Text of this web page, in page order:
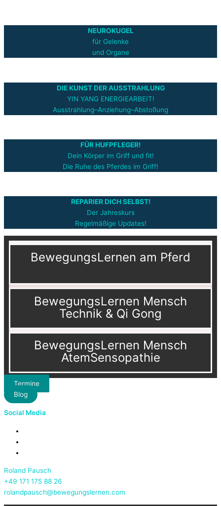
NEUROKUGEL
für Gelenke
und Organe
DIE KUNST DER AUSSTRAHLUNG
YIN YANG ENERGIEARBEIT!
Ausstrahlung–Anziehung–Abstoßung
FÜR HUFPFLEGER!
Dein Körper im Griff und fit!
Die Ruhe des Pferdes im Griff!
REPARIER DICH SELBST!
Der Jahreskurs
Regelmäßige Updates!
BewegungsLernen am Pferd
BewegungsLernen Mensch
Technik & Qi Gong
BewegungsLernen Mensch
AtemSensopathie
Termine
Blog
Social Media
Roland Pausch
+49 171 175 88 26
rolandpausch@bewegungslernen.com